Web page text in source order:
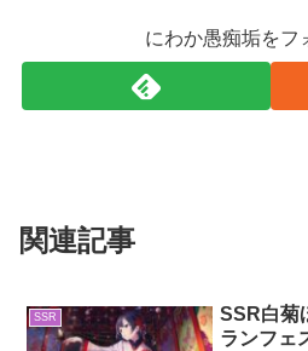
にわか愚痴垢をフ
関連記事
SSR
SSR白菊
ランフェ